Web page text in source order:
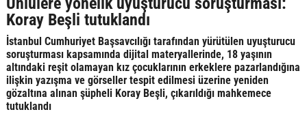
Koray Beşli tutuklandı
İstanbul Cumhuriyet Başsavcılığı tarafından yürütülen uyuşturucu
soruşturması kapsamında dijital materyallerinde, 18 yaşının
altındaki reşit olamayan kız çocuklarının erkeklere pazarlandığına
ilişkin yazışma ve görseller tespit edilmesi üzerine yeniden
gözaltına alınan şüpheli Koray Beşli, çıkarıldığı mahkemece
tutuklandı